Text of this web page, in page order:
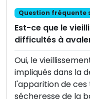
Question fréquente
Est-ce que le
difficultés à
Oui, le
impliqués dans la
l'apparition de ces
sécheresse de la